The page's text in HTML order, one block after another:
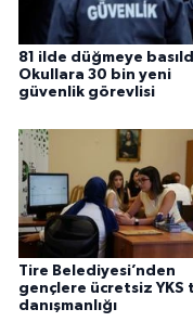
81 ilde düğmeye
Okullara 30 bin yeni
güvenlik görevlisi
Tire Belediyesi’nden
gençlere ücretsiz YKS
danışmanlığı